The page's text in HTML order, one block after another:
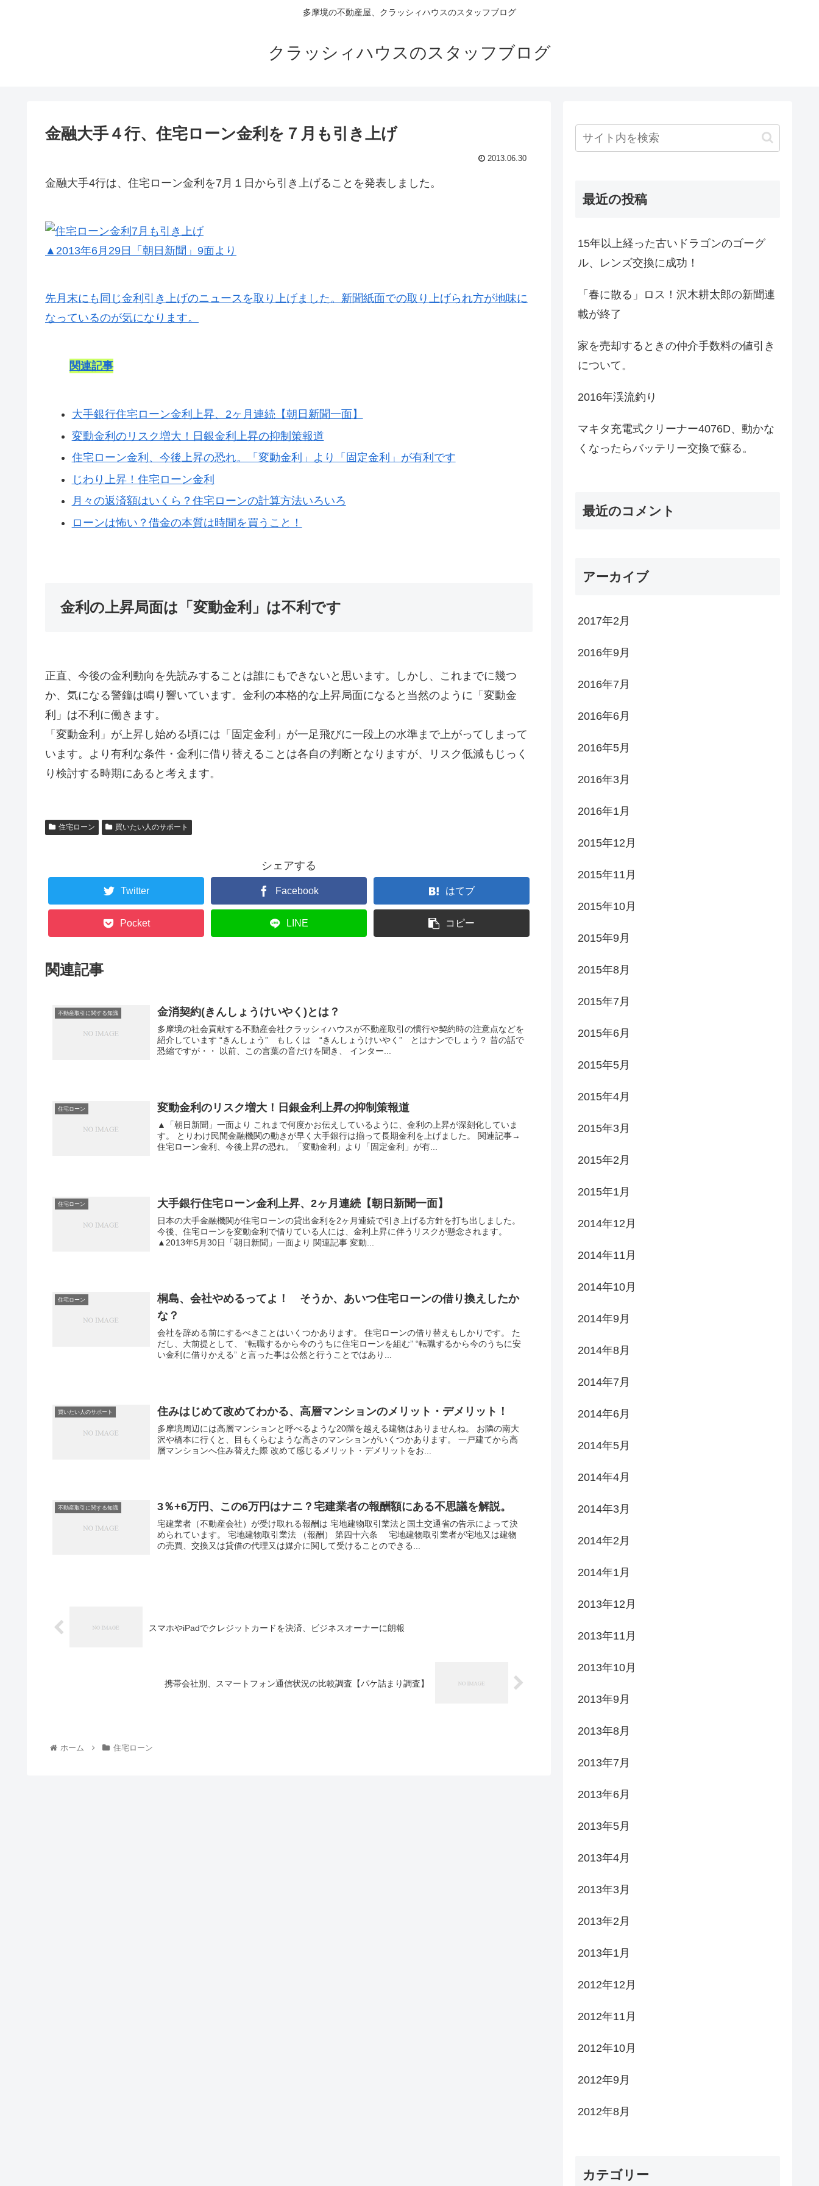
多摩境の不動産屋、クラッシィハウスのスタッフブログ
クラッシィハウスのスタッフブログ
金融大手４行、住宅ローン金利を７月も引き上げ
2013.06.30
金融大手4行は、住宅ローン金利を7月１日から引き上げることを発表しました。
▲2013年6月29日「朝日新聞」9面より
先月末にも同じ金利引き上げのニュースを取り上げました。新聞紙面での取り上げられ方が地味に
なっているのが気になります。
関連記事
大手銀行住宅ローン金利上昇、2ヶ月連続【朝日新聞一面】
変動金利のリスク増大！日銀金利上昇の抑制策報道
住宅ローン金利、今後上昇の恐れ。「変動金利」より「固定金利」が有利です
じわり上昇！住宅ローン金利
月々の返済額はいくら？住宅ローンの計算方法いろいろ
ローンは怖い？借金の本質は時間を買うこと！
金利の上昇局面は「変動金利」は不利です
正直、今後の金利動向を先読みすることは誰にもできないと思います。しかし、これまでに幾つ
か、気になる警鐘は鳴り響いています。金利の本格的な上昇局面になると当然のように「変動金
利」は不利に働きます。
「変動金利」が上昇し始める頃には「固定金利」が一足飛びに一段上の水準まで上がってしまって
います。より有利な条件・金利に借り替えることは各自の判断となりますが、リスク低減もじっく
り検討する時期にあると考えます。
住宅ローン 買いたい人のサポート
シェアする
Twitter Facebook はてブ
Pocket LINE コピー
関連記事
不動産取引に関する知識 金消契約(きんしょうけいやく)とは？
多摩境の社会貢献する不動産会社クラッシィハウスが不動産取引の慣行や契約時の注意点などを
紹介しています “きんしょう” もしくは “きんしょうけいやく” とはナンでしょう？ 昔の話で
恐縮ですが・・ 以前、この言葉の音だけを聞き、 インター...
住宅ローン 変動金利のリスク増大！日銀金利上昇の抑制策報道
▲「朝日新聞」一面より これまで何度かお伝えしているように、金利の上昇が深刻化していま
す。 とりわけ民間金融機関の動きが早く大手銀行は揃って長期金利を上げました。 関連記事→
住宅ローン金利、今後上昇の恐れ。「変動金利」より「固定金利」が有...
住宅ローン 大手銀行住宅ローン金利上昇、2ヶ月連続【朝日新聞一面】
日本の大手金融機関が住宅ローンの貸出金利を2ヶ月連続で引き上げる方針を打ち出しました。
今後、住宅ローンを変動金利で借りている人には、金利上昇に伴うリスクが懸念されます。
▲2013年5月30日「朝日新聞」一面より 関連記事 変動...
住宅ローン
桐島、会社やめるってよ！ そうか、あいつ住宅ローンの借り換えしたか
な？
会社を辞める前にするべきことはいくつかあります。 住宅ローンの借り替えもしかりです。 た
だし、大前提として、 “転職するから今のうちに住宅ローンを組む” “転職するから今のうちに安
い金利に借りかえる” と言った事は公然と行うことではあり...
買いたい人のサポート 住みはじめて改めてわかる、高層マンションのメリット・デメリット！
多摩境周辺には高層マンションと呼べるような20階を越える建物はありませんね。 お隣の南大
沢や橋本に行くと、目もくらむような高さのマンションがいくつかあります。 一戸建てから高
層マンションへ住み替えた際 改めて感じるメリット・デメリットをお...
不動産取引に関する知識 3％+6万円、この6万円はナニ？宅建業者の報酬額にある不思議を解説。
宅建業者（不動産会社）が受け取れる報酬は 宅地建物取引業法と国土交通省の告示によって決
められています。 宅地建物取引業法 （報酬） 第四十六条 宅地建物取引業者が宅地又は建物
の売買、交換又は貸借の代理又は媒介に関して受けることのできる...
スマホやiPadでクレジットカードを決済、ビジネスオーナーに朗報
携帯会社別、スマートフォン通信状況の比較調査【パケ詰まり調査】
ホーム 住宅ローン
最近の投稿
15年以上経った古いドラゴンのゴーグ
ル、レンズ交換に成功！
「春に散る」ロス！沢木耕太郎の新聞連
載が終了
家を売却するときの仲介手数料の値引き
について。
2016年渓流釣り
マキタ充電式クリーナー4076D、動かな
くなったらバッテリー交換で蘇る。
最近のコメント
アーカイブ
2017年2月
2016年9月
2016年7月
2016年6月
2016年5月
2016年3月
2016年1月
2015年12月
2015年11月
2015年10月
2015年9月
2015年8月
2015年7月
2015年6月
2015年5月
2015年4月
2015年3月
2015年2月
2015年1月
2014年12月
2014年11月
2014年10月
2014年9月
2014年8月
2014年7月
2014年6月
2014年5月
2014年4月
2014年3月
2014年2月
2014年1月
2013年12月
2013年11月
2013年10月
2013年9月
2013年8月
2013年7月
2013年6月
2013年5月
2013年4月
2013年3月
2013年2月
2013年1月
2012年12月
2012年11月
2012年10月
2012年9月
2012年8月
カテゴリー